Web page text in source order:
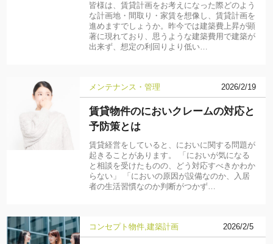
皆様は、賃貸計画をお考えになった際どのよう
な計画地・間取り・家賃を想像し、賃貸計画を
進めますでしょうか。昨今では建築費上昇が顕
著に現れており、思うような建築費用で建築が
出来ず、想定の利回りより低い…
メンテナンス・管理 2026/2/19
賃貸物件のにおいクレームの対応と
予防策とは
賃貸経営をしていると、においに関する問題が
起きることがあります。 「においが気になる
と相談を受けたものの、どう対応すべきかわか
らない」 「においの原因が設備なのか、入居
者の生活習慣なのか判断がつかず…
コンセプト物件 建築計画 2026/2/5